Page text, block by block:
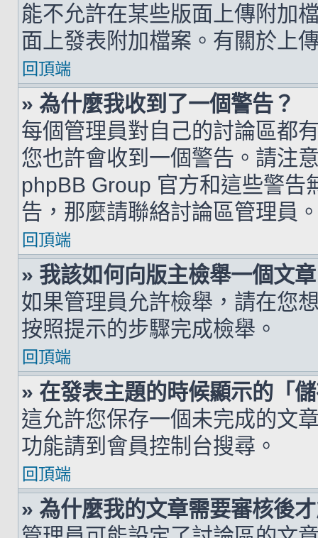
能不允許在某些版面上傳附加
面上發表附加檔案。有關於上
回頂端
» 為什麼我收到了一個警告？
每個管理員對自己的討論區都
您也許會收到一個警告。請注
phpBB Group 官方和這些警告
告，那麼請聯絡討論區管理員
回頂端
» 我該如何向版主檢舉一個文
如果管理員允許檢舉，請在您
按照提示的步驟完成檢舉。
回頂端
» 在發表主題的時候顯示的「
這允許您保存一個未完成的文
功能請到會員控制台搜尋。
回頂端
» 為什麼我的文章需要審核後